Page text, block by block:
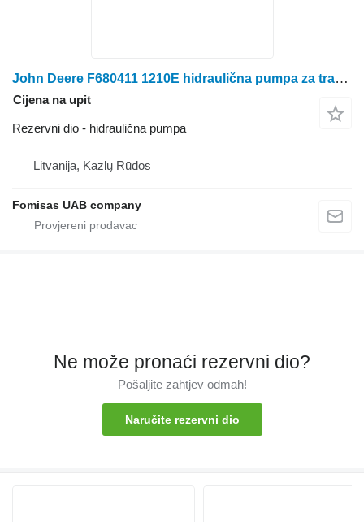
John Deere F680411 1210E hidraulična pumpa za traktora točkaša
Cijena na upit
Rezervni dio - hidraulična pumpa
Litvanija, Kazlų Rūdos
Fomisas UAB company
Ne može pronaći rezervni dio?
Pošaljite zahtjev odmah!
Naručite rezervni dio